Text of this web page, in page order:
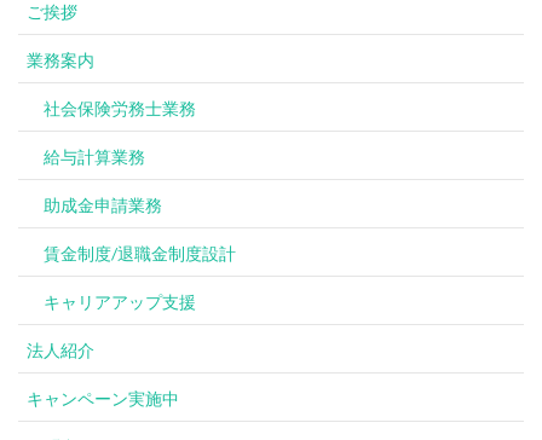
ご挨拶
業務案内
社会保険労務士業務
給与計算業務
助成金申請業務
賃金制度/退職金制度設計
キャリアアップ支援
法人紹介
キャンペーン実施中